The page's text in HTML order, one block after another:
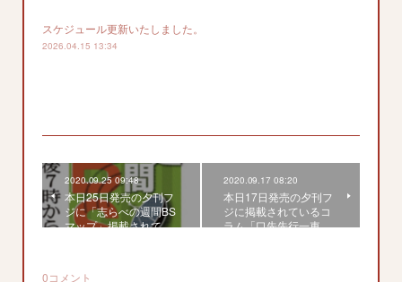
スケジュール更新いたしました。
2026.04.15 13:34
2020.09.25 09:48
本日25日発売の夕刊フ
ジに「志らべの週間BS
マップ」掲載されて…
2020.09.17 08:20
本日17日発売の夕刊フ
ジに掲載されているコ
ラム「口先先行一車…
0コメント